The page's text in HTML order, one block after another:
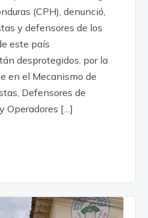
(CPH), denunció,
y defensores de los
este país
desprotegidos, por la
en el Mecanismo de
Defensores de
Operadores […]